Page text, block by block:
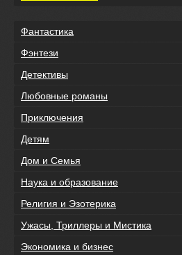
Фантастика
Фэнтези
Детективы
Любовные романы
Приключения
Детям
Дом и Семья
Наука и образование
Религия и Эзотерика
Ужасы, Триллеры и Мистика
Экономика и бизнес